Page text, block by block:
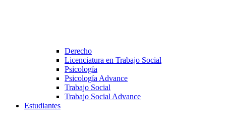
Derecho
Licenciatura en Trabajo Social
Psicología
Psicología Advance
Trabajo Social
Trabajo Social Advance
Estudiantes